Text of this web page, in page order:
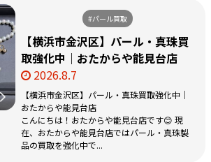
#パール買取
【横浜市金沢区】パール・真珠買
取強化中｜おたからや能見台店
2026.8.7
【横浜市金沢区】パール・真珠買取強化中｜
おたからや能見台店
こんにちは！おたからや能見台店です😊 現
在、おたからや能見台店ではパール・真珠製
品の買取を強化中で...